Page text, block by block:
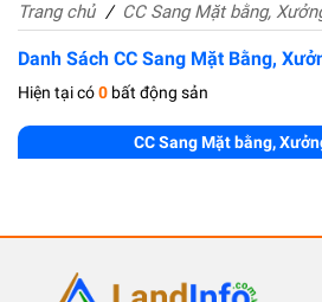
Trang chủ CC Sang Mặt bằng,
Danh Sách CC Sang Mặt Bằng,
Hiện tại có0 bất động sản
CC Sang Mặt bằng,